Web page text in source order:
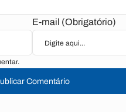
E-mail (Obrigatório)
Comentário